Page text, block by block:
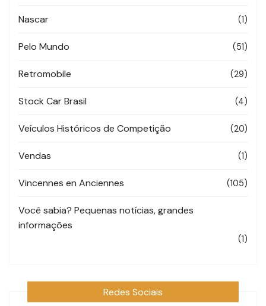
Nascar (1)
Pelo Mundo (51)
Retromobile (29)
Stock Car Brasil (4)
Veículos Históricos de Competição (20)
Vendas (1)
Vincennes en Anciennes (105)
Você sabia? Pequenas notícias, grandes
informações
(1)
Redes Sociais